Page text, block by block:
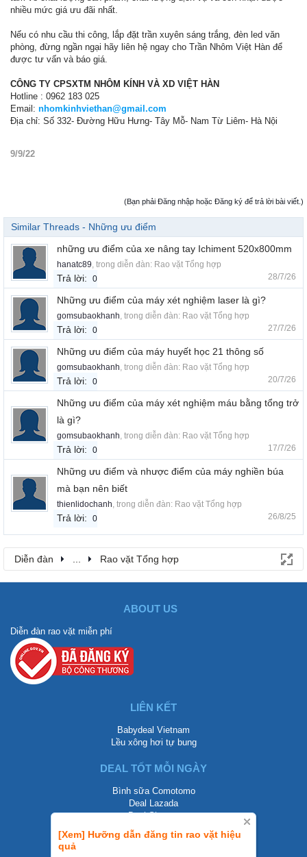
[Xem] Hưỡng dẫn đăng tin rao vặt hiệu
quả
nhiều mức giá ưu đãi nhất.
Nếu có nhu cầu thi công, lắp đặt trần xuyên sáng trắng, đèn led văn
phòng, đừng ngần ngại hãy liên hệ ngay cho Trần Nhôm Việt Hàn để
được tư vấn và báo giá.
CÔNG TY CPSXTM NHÔM KÍNH VÀ XD VIỆT HÀN
Hotline : 0962 183 025
Email: nhomkinhviethan@gmail.com
Địa chỉ: Số 332- Đường Hữu Hưng- Tây Mỗ- Nam Từ Liêm- Hà Nội
9/9/22
(Bạn phải Đăng nhập hoặc Đăng ký để trả lời bài viết.)
Similar Threads - Những ưu điểm
những ưu điểm của xe nâng tay Ichiment 520x800mm
hanatc89, trong diễn đàn: Rao vặt Tổng hợp
Trả lời: 0 28/7/26
Những ưu điểm của máy xét nghiệm laser là gì?
gomsubaokhanh, trong diễn đàn: Rao vặt Tổng hợp
Trả lời: 0 27/7/26
Những ưu điểm của máy huyết học 21 thông số
gomsubaokhanh, trong diễn đàn: Rao vặt Tổng hợp
Trả lời: 0 20/7/26
Những ưu điểm của máy xét nghiệm máu bằng tổng trở
là gì?
gomsubaokhanh, trong diễn đàn: Rao vặt Tổng hợp
Trả lời: 0 17/7/26
Những ưu điểm và nhược điểm của máy nghiền búa
mà bạn nên biết
thienlidochanh, trong diễn đàn: Rao vặt Tổng hợp
Trả lời: 0 26/8/25
Diễn đàn ... Rao vặt Tổng hợp
ABOUT US
Diễn đàn rao vặt miễn phí
LIÊN KẾT
Babydeal Vietnam
Lều xông hơi tự bung
DEAL TỐT MỖI NGÀY
Bình sữa Comotomo
Deal Lazada
Deal Shopee
LIÊN HỆ